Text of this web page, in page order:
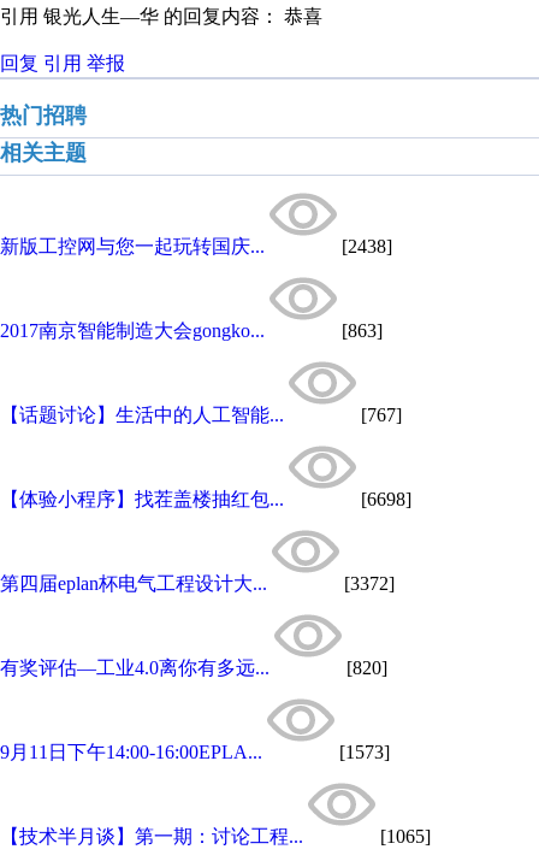
引用 银光人生—华 的回复内容： 恭喜
回复 引用 举报
热门招聘
相关主题
新版工控网与您一起玩转国庆... [2438]
2017南京智能制造大会gongko... [863]
【话题讨论】生活中的人工智能... [767]
【体验小程序】找茬盖楼抽红包... [6698]
第四届eplan杯电气工程设计大... [3372]
有奖评估—工业4.0离你有多远... [820]
9月11日下午14:00-16:00EPLA... [1573]
【技术半月谈】第一期：讨论工程... [1065]